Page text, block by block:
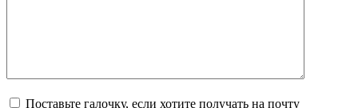
Поставьте галочку, если хотите получать на почту